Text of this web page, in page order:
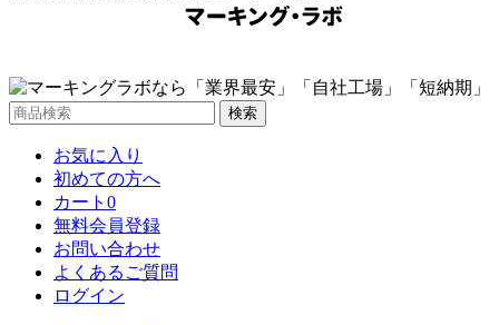
お気に入り
初めての方へ
カート 0
無料会員登録
お問い合わせ
よくあるご質問
ログイン